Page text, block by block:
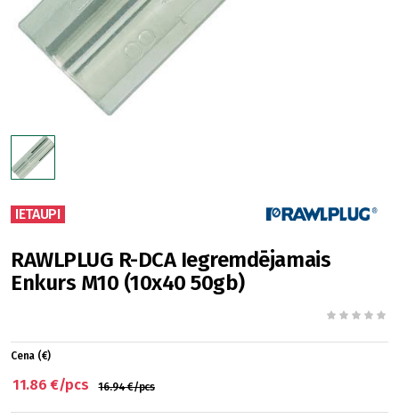
IETAUPI
RAWLPLUG R-DCA Iegremdējamais
Enkurs M10 (10x40 50gb)
Cena (€)
16.94 €/pcs
11.86 €/pcs